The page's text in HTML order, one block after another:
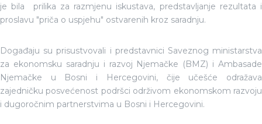
je bila prilika za razmjenu iskustava, predstavljanje rezultata i
proslavu "priča o uspjehu" ostvarenih kroz saradnju.
Događaju su prisustvovali i predstavnici Saveznog ministarstva
za ekonomsku saradnju i razvoj Njemačke (BMZ) i Ambasade
Njemačke u Bosni i Hercegovini, čije učešće odražava
zajedničku posvećenost podršci održivom ekonomskom razvoju
i dugoročnim partnerstvima u Bosni i Hercegovini.